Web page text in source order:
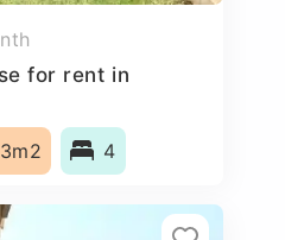
for rent in
4